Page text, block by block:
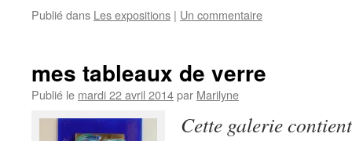
Publié dans Les expositions | Un commentaire
mes tableaux de verre
Publié le mardi 22 avril 2014par Marilyne
Cette galerie